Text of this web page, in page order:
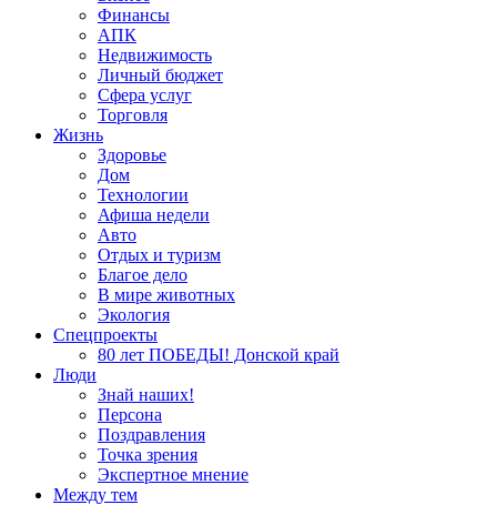
Финансы
АПК
Недвижимость
Личный бюджет
Сфера услуг
Торговля
Жизнь
Здоровье
Дом
Технологии
Афиша недели
Авто
Отдых и туризм
Благое дело
В мире животных
Экология
Спецпроекты
80 лет ПОБЕДЫ! Донской край
Люди
Знай наших!
Персона
Поздравления
Точка зрения
Экспертное мнение
Между тем